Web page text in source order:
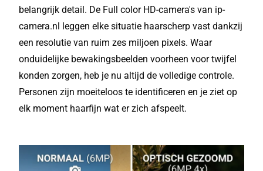
belangrijk detail. De Full color HD-camera's van ip-
camera.nl leggen elke situatie haarscherp vast dankzij
een resolutie van ruim zes miljoen pixels. Waar
onduidelijke bewakingsbeelden voorheen voor twijfel
konden zorgen, heb je nu altijd de volledige controle.
Personen zijn moeiteloos te identificeren en je ziet op
elk moment haarfijn wat er zich afspeelt.